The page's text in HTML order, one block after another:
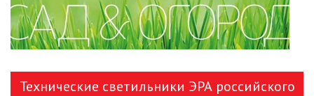
Технические светильники ЭРА российского